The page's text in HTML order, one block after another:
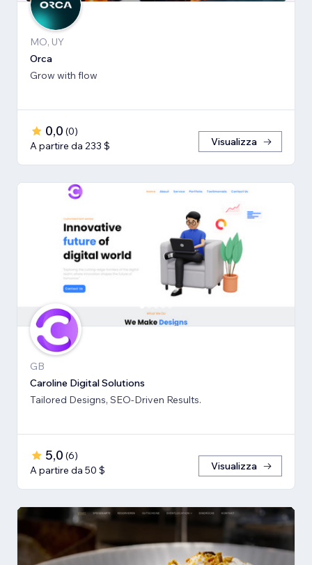
MO, UY
Orca
Grow with flow
0,0 (0)
A partire da 233 $
Visualizza
GB
Caroline Digital Solutions
Tailored Designs, SEO-Driven Results.
5,0 (6)
A partire da 50 $
Visualizza